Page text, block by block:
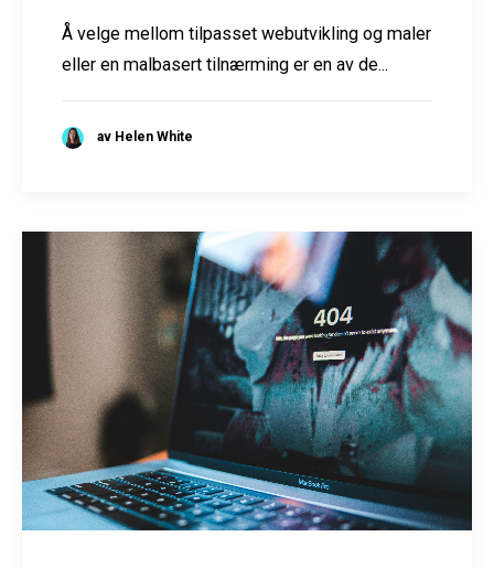
Å velge mellom tilpasset webutvikling og maler
eller en malbasert tilnærming er en av de...
av Helen White